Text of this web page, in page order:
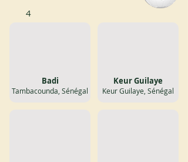
4
Badi
Tambacounda, Sénégal
Keur Guilaye
Keur Guilaye, Sénégal